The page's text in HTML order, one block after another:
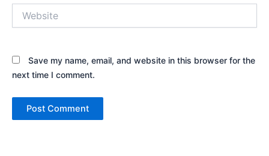
Save my name, email, and website in this browser for the
next time I comment.